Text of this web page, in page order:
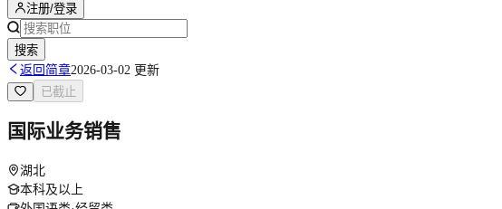
注册/登录
搜索
返回简章2026-03-02 更新
已截止
国际业务销售
湖北
本科及以上